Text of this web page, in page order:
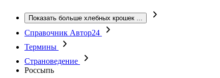
Показать больше хлебных крошек ...
Справочник Автор24
Термины
Страноведение
Россыпь